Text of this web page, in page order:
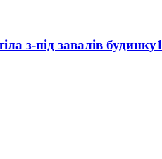
з-під завалів будинку1